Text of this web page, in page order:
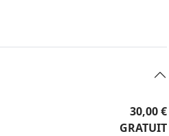
30,00 €
GRATUIT